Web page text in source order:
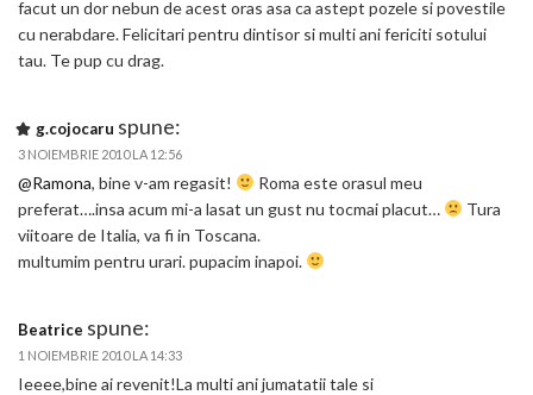
facut un dor nebun de acest oras asa ca astept pozele si povestile
cu nerabdare. Felicitari pentru dintisor si multi ani fericiti sotului
tau. Te pup cu drag.
g.cojocaru spune:
3 NOIEMBRIE 2010 LA 12:56
@Ramona, bine v-am regasit!
Roma este orasul meu
preferat….insa acum mi-a lasat un gust nu tocmai placut…
Tura
viitoare de Italia, va fi in Toscana.
multumim pentru urari. pupacim inapoi.
Beatrice spune:
1 NOIEMBRIE 2010 LA 14:33
Ieeee,bine ai revenit!La multi ani jumatatii tale si